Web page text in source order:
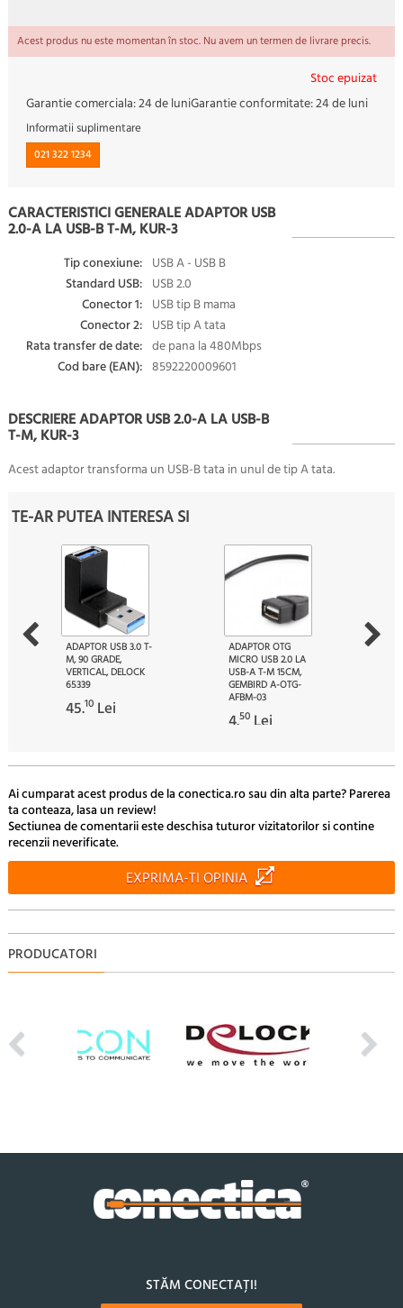
Acest produs nu este momentan în stoc. Nu avem un termen de livrare precis.
Stoc epuizat
Garantie comerciala:24 de luniGarantie conformitate:24 de luni
Informatii suplimentare
021 322 1234
CARACTERISTICI GENERALE ADAPTOR USB
2.0-A LA USB-B T-M, KUR-3
Tip conexiune: USB A - USB B
Standard USB: USB 2.0
Conector 1: USB tip B mama
Conector 2: USB tip A tata
Rata transfer de date: de pana la 480Mbps
Cod bare (EAN): 8592220009601
DESCRIERE ADAPTOR USB 2.0-A LA USB-B
T-M, KUR-3
Acest adaptor transforma un USB-B tata in unul de tip A tata.
TE-AR PUTEA INTERESA SI
ADAPTOR USB 3.0 T-
M, 90 GRADE,
VERTICAL, DELOCK
65339
45.10 Lei
ADAPTOR OTG
MICRO USB 2.0 LA
USB-A T-M 15CM,
GEMBIRD A-OTG-
AFBM-03
4.50 Lei
Ai cumparat acest produs de la conectica.ro sau din alta parte? Parerea
ta conteaza, lasa un review!
Sectiunea de comentarii este deschisa tuturor vizitatorilor si contine
recenzii neverificate.
EXPRIMA-TI OPINIA
PRODUCATORI
STĂM CONECTAȚI!